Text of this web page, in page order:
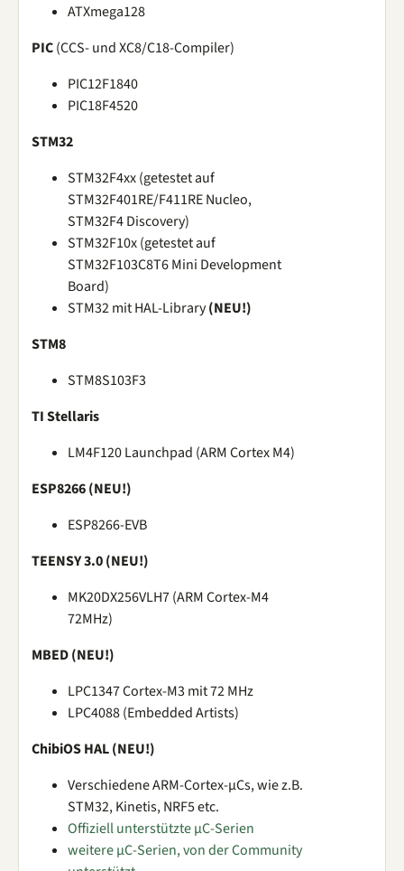
ATXmega128
PIC(CCS- und XC8/C18-Compiler)
PIC12F1840
PIC18F4520
STM32
STM32F4xx (getestet auf
STM32F401RE/F411RE Nucleo,
STM32F4 Discovery)
STM32F10x (getestet auf
STM32F103C8T6 Mini Development
Board)
STM32 mit HAL-Library(NEU!)
STM8
STM8S103F3
TI Stellaris
LM4F120 Launchpad (ARM Cortex M4)
ESP8266 (NEU!)
ESP8266-EVB
TEENSY 3.0 (NEU!)
MK20DX256VLH7 (ARM Cortex-M4
72MHz)
MBED (NEU!)
LPC1347 Cortex-M3 mit 72 MHz
LPC4088 (Embedded Artists)
ChibiOS HAL (NEU!)
Verschiedene ARM-Cortex-µCs, wie z.B.
STM32, Kinetis, NRF5 etc.
Offiziell unterstützte µC-Serien
weitere µC-Serien, von der Community